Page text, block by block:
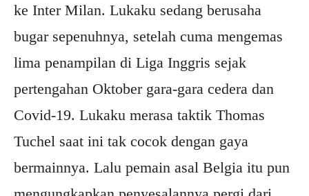
ke Inter Milan. Lukaku sedang berusaha
bugar sepenuhnya, setelah cuma mengemas
lima penampilan di Liga Inggris sejak
pertengahan Oktober gara-gara cedera dan
Covid-19. Lukaku merasa taktik Thomas
Tuchel saat ini tak cocok dengan gaya
bermainnya. Lalu pemain asal Belgia itu pun